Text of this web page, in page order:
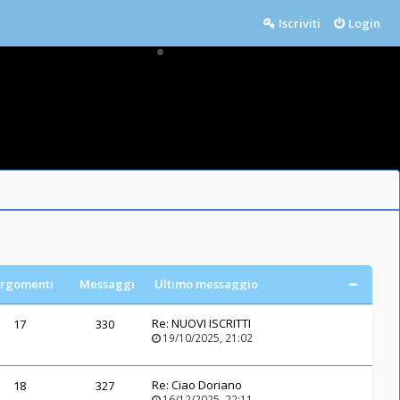
Login
Iscriviti
Messaggi Ultimo messaggio
17 330 Re: NUOVI ISCRITTI
19/10/2025, 21:02
18 327 Re: Ciao Doriano